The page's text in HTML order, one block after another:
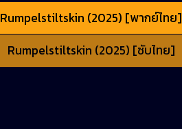
Rumpelstiltskin (2025) [พากย์ไทย]
Rumpelstiltskin (2025) [ซับไทย]